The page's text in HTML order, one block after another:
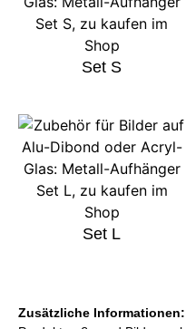
Set S
Set L
Zusätzliche Informationen: